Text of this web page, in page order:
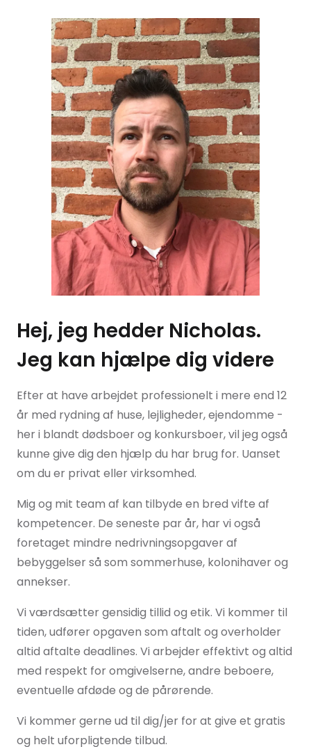
Hej, jeg hedder Nicholas.
Jeg kan hjælpe dig videre
Efter at have arbejdet professionelt i mere end 12
år med rydning af huse, lejligheder, ejendomme -
her i blandt dødsboer og konkursboer, vil jeg også
kunne give dig den hjælp du har brug for. Uanset
om du er privat eller virksomhed.
Mig og mit team af kan tilbyde en bred vifte af
kompetencer. De seneste par år, har vi også
foretaget mindre nedrivningsopgaver af
bebyggelser så som sommerhuse, kolonihaver og
annekser.
Vi værdsætter gensidig tillid og etik. Vi kommer til
tiden, udfører opgaven som aftalt og overholder
altid aftalte deadlines. Vi arbejder effektivt og altid
med respekt for omgivelserne, andre beboere,
eventuelle afdøde og de pårørende.
Vi kommer gerne ud til dig/jer for at give et gratis
og helt uforpligtende tilbud.